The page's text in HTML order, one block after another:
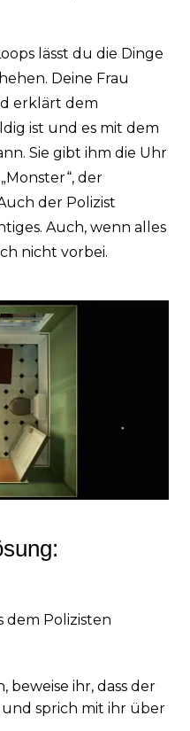
lässt du die Dinge
Deine Frau
erklärt dem
ist und es mit dem
Sie gibt ihm die Uhr
der
der Polizist
Auch, wenn alles
nicht vorbei.
dem Polizisten
beweise ihr, dass der
sprich mit ihr über